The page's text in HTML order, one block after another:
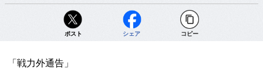
ポスト シェア コピー
「戦力外通告」